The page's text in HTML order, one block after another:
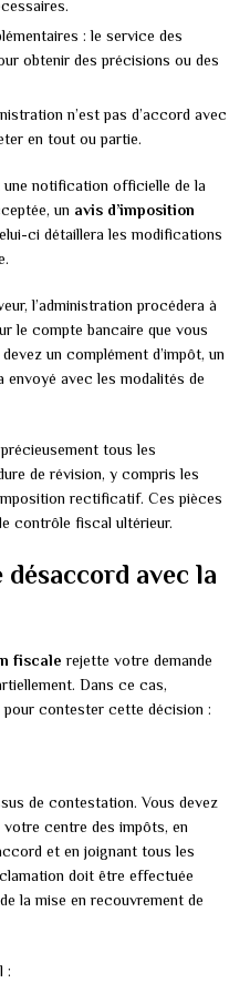
: le service des
obtenir des précisions ou des
n’est pas d’accord avec
en tout ou partie.
notification officielle de la
un avis d’imposition
ci détaillera les modifications
l’administration procédera à
le compte bancaire que vous
un complément d’impôt, un
envoyé avec les modalités de
tous les
de révision, y compris les
rectificatif. Ces pièces
contrôle fiscal ultérieur.
avec la
fiscale rejette votre demande
Dans ce cas,
contester cette décision :
de contestation. Vous devez
centre des impôts, en
et en joignant tous les
doit être effectuée
la mise en recouvrement de
: